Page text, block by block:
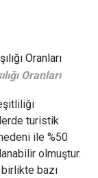
Oranları
turistik
ile %50
olmuştur.
bazı